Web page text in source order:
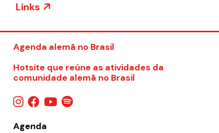
Links
Agenda alemã no Brasil
Hotsite que reúne as atividades da
comunidade alemã no Brasil
Agenda